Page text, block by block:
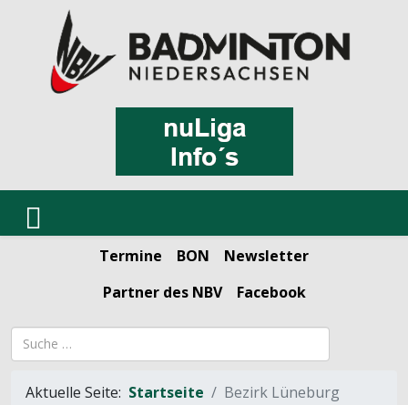
Termine BON
Newsletter
Partner des NBV
Facebook
Suchbegriff
Aktuelle Seite: Startseite Bezirk Lüneburg